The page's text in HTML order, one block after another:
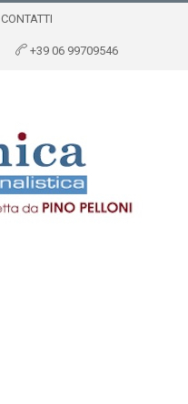
CONTATTI
+39 06 99709546